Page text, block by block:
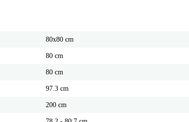
80x80 cm
80 cm
80 cm
97.3 cm
200 cm